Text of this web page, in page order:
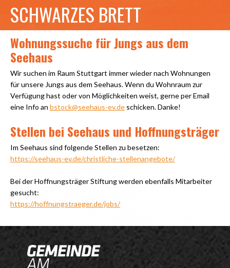
SCHWARZES BRETT
Wohnungssuche für Jungs aus dem
Seehaus
Wir suchen im Raum Stuttgart immer wieder nach Wohnungen
für unsere Jungs aus dem Seehaus. Wenn du Wohnraum zur
Verfügung hast oder von Möglichkeiten weist, gerne per Email
eine Info an bstock@seehaus-ev.de schicken. Danke!
Stellen bei Seehaus und Hoffnungsträger
Im Seehaus sind folgende Stellen zu besetzen:
https://seehaus-ev.de/christliche-stellenangebote/
Bei der Hoffnungsträger Stiftung werden ebenfalls Mitarbeiter
gesucht:
https://hoffnungstraeger.de/jobs/